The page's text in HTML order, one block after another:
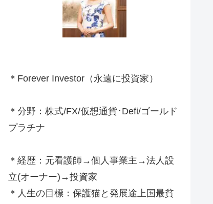
＊Forever Investor （永遠に投資家）
＊分野：株式/FX/仮想通貨･Defi/ゴールド
プラチナ
＊経歴：元看護師→個人事業主→法人設
立(オーナー)→投資家
＊人生の目標：保護猫と発展途上国最貧